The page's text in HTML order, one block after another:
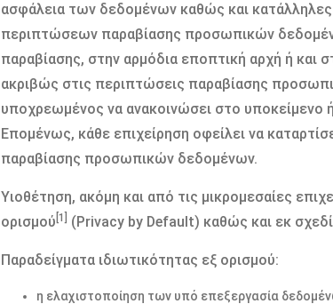
ασφάλεια των δεδομένων καθώς και κατάλληλες
περιπτώσεων παραβίασης προσωπικών
παραβίασης, στην αρμόδια εποπτική αρχή ή
ακριβώς στις περιπτώσεις παραβίασης
υποχρεωμένος να ανακοινώσει στο υποκείμενο
Επομένως, κάθε επιχείρηση οφείλει να
παραβίασης προσωπικών δεδομένων.
Υιοθέτηση, ακόμη και από τις μικρομεσαίες
ορισμού [1] (Privacy by Default) καθώς και εκ
Παραδείγματα ιδιωτικότητας εξ ορισμού:
η ελαχιστοποίηση των υπό επεξεργασία